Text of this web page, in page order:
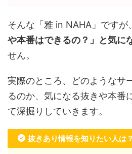
そんな「雅 in NAHA」ですが、
や本番はできるの？」と気に
せん。
実際のところ、どのようなサ
るのか、気になる抜きや本番
て深掘りしていきます。
抜きあり情報を知りたい人は？